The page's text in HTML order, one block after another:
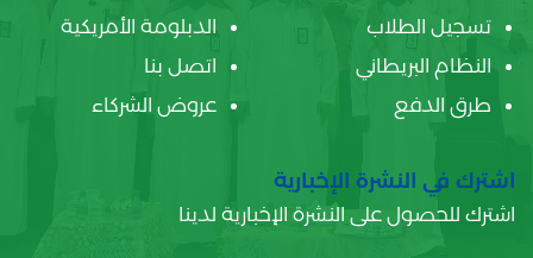
تسجيل الطلاب
الدبلومة الأمريكية
النظام البريطاني
اتصل بنا
طرق الدفع
عروض الشركاء
اشترك في النشرة الإخبارية
اشترك للحصول على النشرة الإخبارية لدينا